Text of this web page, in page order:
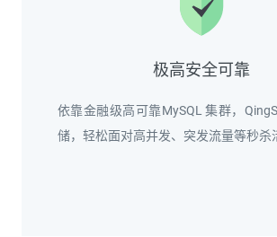
极高安全可靠
依靠金融级高可靠MySQL 集群，
储，轻松面对高并发、突发流量等秒杀